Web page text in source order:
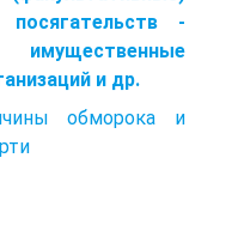
-
и др.
обморока и